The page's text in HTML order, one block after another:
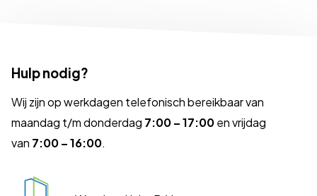
Hulp nodig?
Wij zijn op werkdagen telefonisch bereikbaar van
maandag t/m donderdag 7:00 – 17:00en vrijdag
van 7:00 – 16:00.